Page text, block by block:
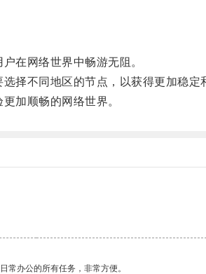
在网络世界中畅游无阻。
不同地区的节点，以获得更加稳定
加顺畅的网络世界。
常办公的所有任务，非常方便。